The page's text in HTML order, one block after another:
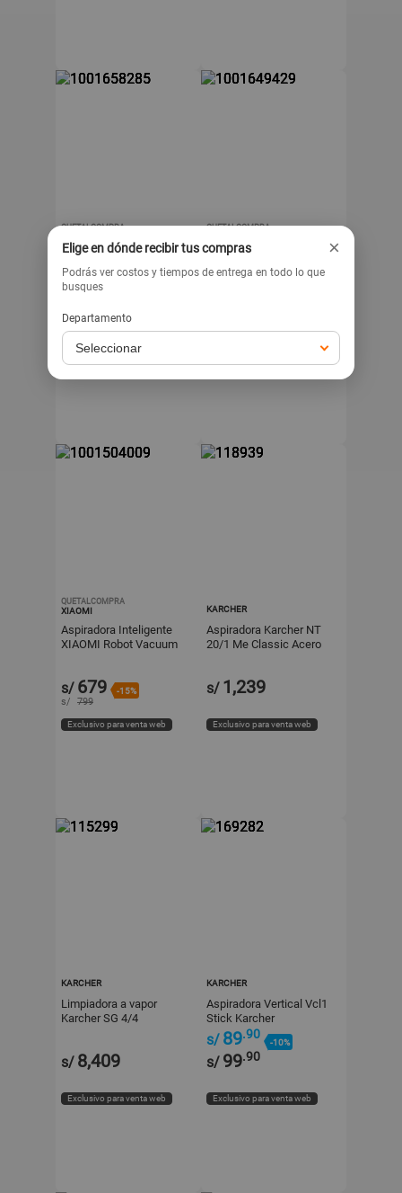
QUETALCOMPRA
Aspiradora Robot
Dreame L10s Ultra Gen2
- Blanca
s/2,399 -35%
Exclusivo para venta web
QUETALCOMPRA
Robot aspiradora y
trapeador Dreame F10
QUETALCOMPRA
XIAOMI
Aspiradora Inteligente
XIAOMI Robot Vacuum
s/ 679 -15%
s/ 799
Exclusivo para venta web
KARCHER
Aspiradora Karcher NT
20/1 Me Classic Acero
s/ 1,239
Exclusivo para venta web
KARCHER
Limpiadora a vapor
Karcher SG 4/4
s/ 8,409
Exclusivo para venta web
KARCHER
Aspiradora Vertical Vcl1
Stick Karcher
s/ 89.90
-10%
s/ 99.90
Exclusivo para venta web
Elige en dónde recibir tus compras ×
Podrás ver costos y tiempos de entrega en todo lo que
busques
Departamento